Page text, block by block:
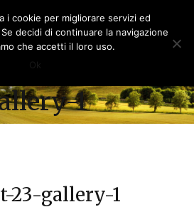
1
23-gallery-1
i cookie per migliorare servizi ed
decidi di continuare la navigazione
che accetti il loro uso.